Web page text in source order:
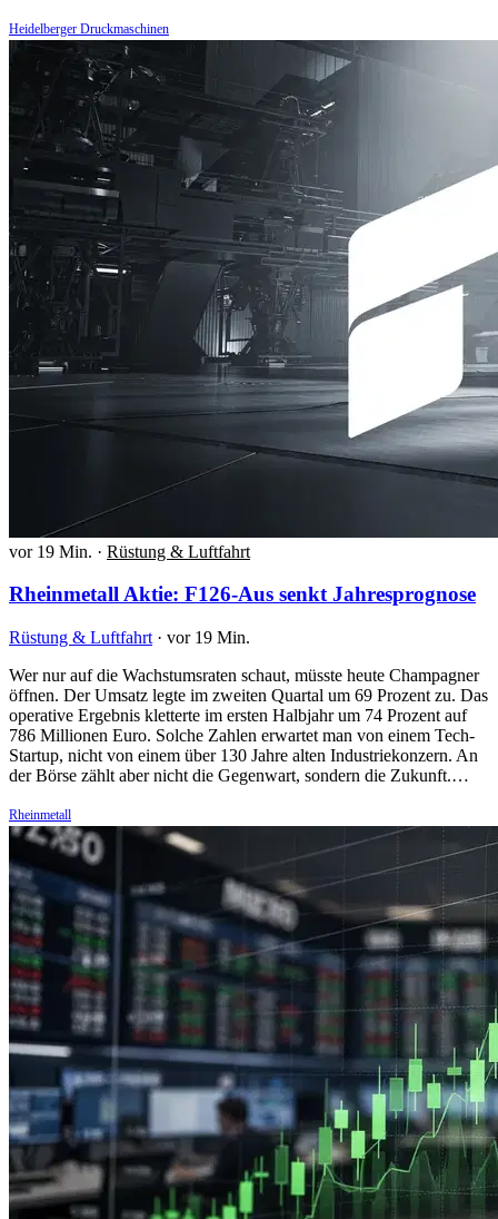
Heidelberger Druckmaschinen
vor 19 Min. · Rüstung & Luftfahrt
Rheinmetall Aktie: F126-Aus senkt Jahresprognose
Rüstung & Luftfahrt · vor 19 Min.
Wer nur auf die Wachstumsraten schaut, müsste heute Champagner
öffnen. Der Umsatz legte im zweiten Quartal um 69 Prozent zu. Das
operative Ergebnis kletterte im ersten Halbjahr um 74 Prozent auf
786 Millionen Euro. Solche Zahlen erwartet man von einem Tech-
Startup, nicht von einem über 130 Jahre alten Industriekonzern. An
der Börse zählt aber nicht die Gegenwart, sondern die Zukunft.…
Rheinmetall